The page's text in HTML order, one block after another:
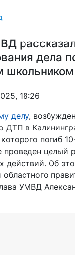
дела
школьником
18:26
делу,
ДТП в
которого погиб
проведен целый
действий. Об
областного
УМВД